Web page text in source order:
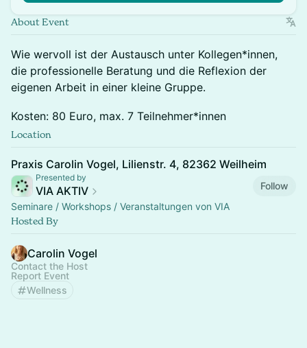
About Event
Wie wervoll ist der Austausch unter Kollegen*innen,
die professionelle Beratung und die Reflexion der
eigenen Arbeit in einer kleine Gruppe.
Kosten: 80 Euro, max. 7 Teilnehmer*innen
Location
Praxis Carolin Vogel, Lilienstr. 4, 82362 Weilheim
Presented by
VIA AKTIV
Follow
Seminare / Workshops / Veranstaltungen von VIA
Hosted By
Carolin Vogel
Contact the Host
Report Event
Wellness